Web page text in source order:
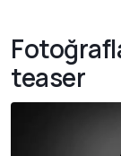
teaser